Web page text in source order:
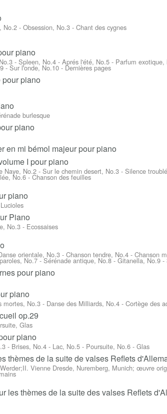
- Obsession, No.3 - Chant des cygnes
piano
- Spleen, No.4 - Aprés l'été, No.5 - Parfum
- Sur l'onde, No.10 - Dernières pages
piano
burlesque
piano
en mi bémol majeur pour piano
I pour piano
Naye, No.2 - Sur le chemin desert, No.3 - Silence
No.6 - Chanson des feuilles
piano
Piano
No.3 - Ecossaises
orientale, No.3 - Chanson tendre, No.4 - Chanson
No.7 - Sérénade antique, No.8 - Gitanella, No.9 -
pour piano
piano
No.3 - Danse des Milliards, No.4 - Cortège des
op.29
Glas
piano
- Brises, No.4 - Lac, No.5 - Poursuite, No.6 - Glas
thèmes de la suite de valses Reflets
Vienne Dresde, Nuremberg, Munich; œuvre
les thèmes de la suite des valses Reflets